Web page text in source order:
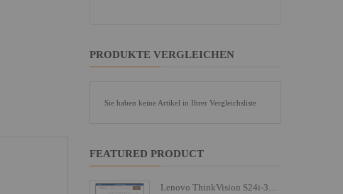
PRODUKTE VERGLEICHEN
Sie haben keine Artikel in Ihrer Vergleichsliste
FEATURED PRODUCT
Lenovo ThinkVision S24i-30 - LED-Monitor - 61 cm (24")